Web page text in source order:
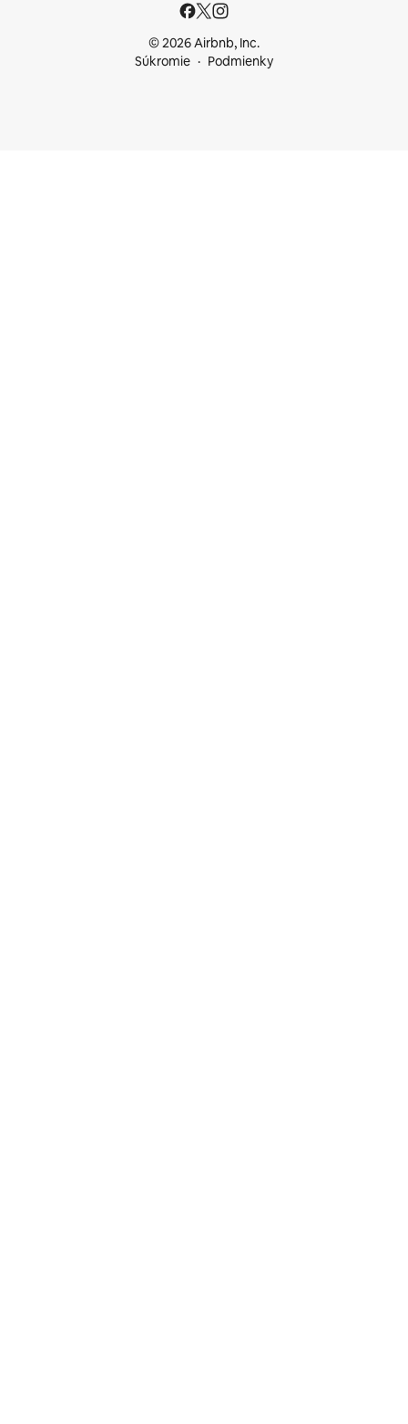
© 2026 Airbnb, Inc.
Súkromie
Podmienky